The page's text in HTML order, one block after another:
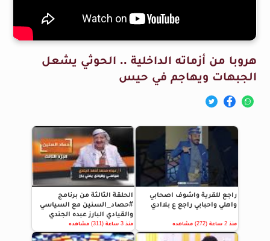
هروبا من أزماته الداخلية .. الحوثي يشعل
الجبهات ويهاجم في حيس
راجع للقرية واشوف اصحابي
واهلي واحبابي راجع ع بلاادي
منذ 2 ساعة (272) مشاهده
الحلقة الثالثة من برنامج
#حصاد_السنين مع السياسي
والقيادي البارز عبده الجندي
منذ 3 ساعة (311) مشاهده